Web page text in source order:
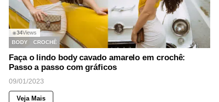
◉34Views
BODY
CROCHÊ
Faça o lindo body cavado amarelo em crochê:
Passo a passo com gráficos
09/01/2023
Veja Mais